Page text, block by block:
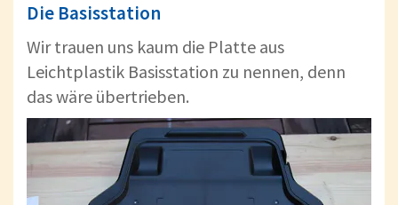
Die Basisstation
Wir trauen uns kaum die Platte aus
Leichtplastik Basisstation zu nennen, denn
das wäre übertrieben.